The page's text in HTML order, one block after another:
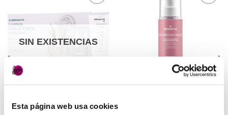
Esta página web usa cookies
Añadir
a la
SIN EXISTENCIAS
Tratamiento Anticaída